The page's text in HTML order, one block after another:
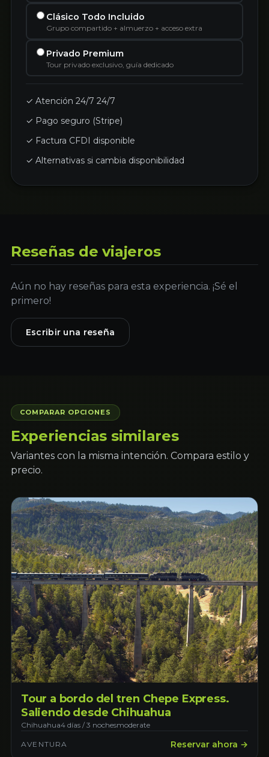
Clásico Todo Incluido
Grupo compartido + almuerzo + acceso extra
Privado Premium
Tour privado exclusivo, guía dedicado
✓ Atención 24/7 24/7
✓ Pago seguro (Stripe)
✓ Factura CFDI disponible
✓ Alternativas si cambia disponibilidad
Reseñas de viajeros
Aún no hay reseñas para esta experiencia. ¡Sé el
primero!
Escribir una reseña
COMPARAR OPCIONES
Experiencias similares
Variantes con la misma intención. Compara estilo y
precio.
Tour a bordo del tren Chepe Express.
Saliendo desde Chihuahua
Chihuahua4 días / 3 nochesmoderate
AVENTURA Reservar ahora →